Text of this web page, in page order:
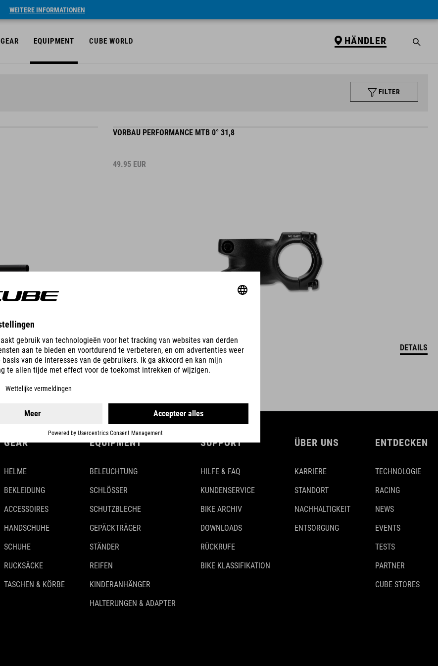
WEITERE INFORMATIONEN
GEAR EQUIPMENT CUBE WORLD HÄNDLER
FILTER
DETAILS
VORBAU PERFORMANCE MTB 0° 31,8
49.95 EUR
DETAILS
GEAR
HELME
BEKLEIDUNG
ACCESSOIRES
HANDSCHUHE
SCHUHE
RUCKSÄCKE
TASCHEN & KÖRBE
EQUIPMENT
BELEUCHTUNG
SCHLÖSSER
SCHUTZBLECHE
GEPÄCKTRÄGER
STÄNDER
REIFEN
KINDERANHÄNGER
HALTERUNGEN & ADAPTER
SUPPORT
HILFE & FAQ
KUNDENSERVICE
BIKE ARCHIV
DOWNLOADS
RÜCKRUFE
BIKE KLASSIFIKATION
ÜBER UNS
KARRIERE
STANDORT
NACHHALTIGKEIT
ENTSORGUNG
ENTDECKEN
TECHNOLOGIE
RACING
NEWS
EVENTS
TESTS
PARTNER
CUBE STORES